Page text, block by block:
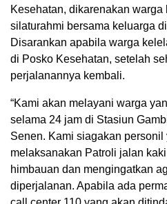
Kesehatan, dikarenakan warga
silaturahmi bersama keluarga
Disarankan apabila warga
di Posko Kesehatan, setelah
perjalanannya kembali.
“Kami akan melayani warga
selama 24 jam di Stasiun
Senen. Kami siagakan
melaksanakan Patroli jalan
himbauan dan mengingatkan
diperjalanan. Apabila ada